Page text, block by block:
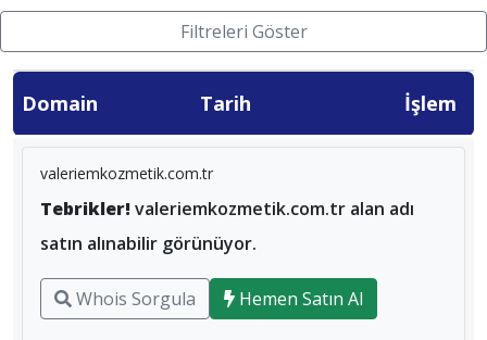
Filtreleri Göster
Domain Tarih İşlem
valeriemkozmetik.com.tr
Tebrikler!valeriemkozmetik.com.tr alan adı
satın alınabilir görünüyor.
Whois Sorgula Hemen Satın Al